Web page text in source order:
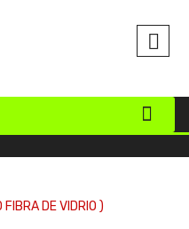
FIBRA DE VIDRIO )